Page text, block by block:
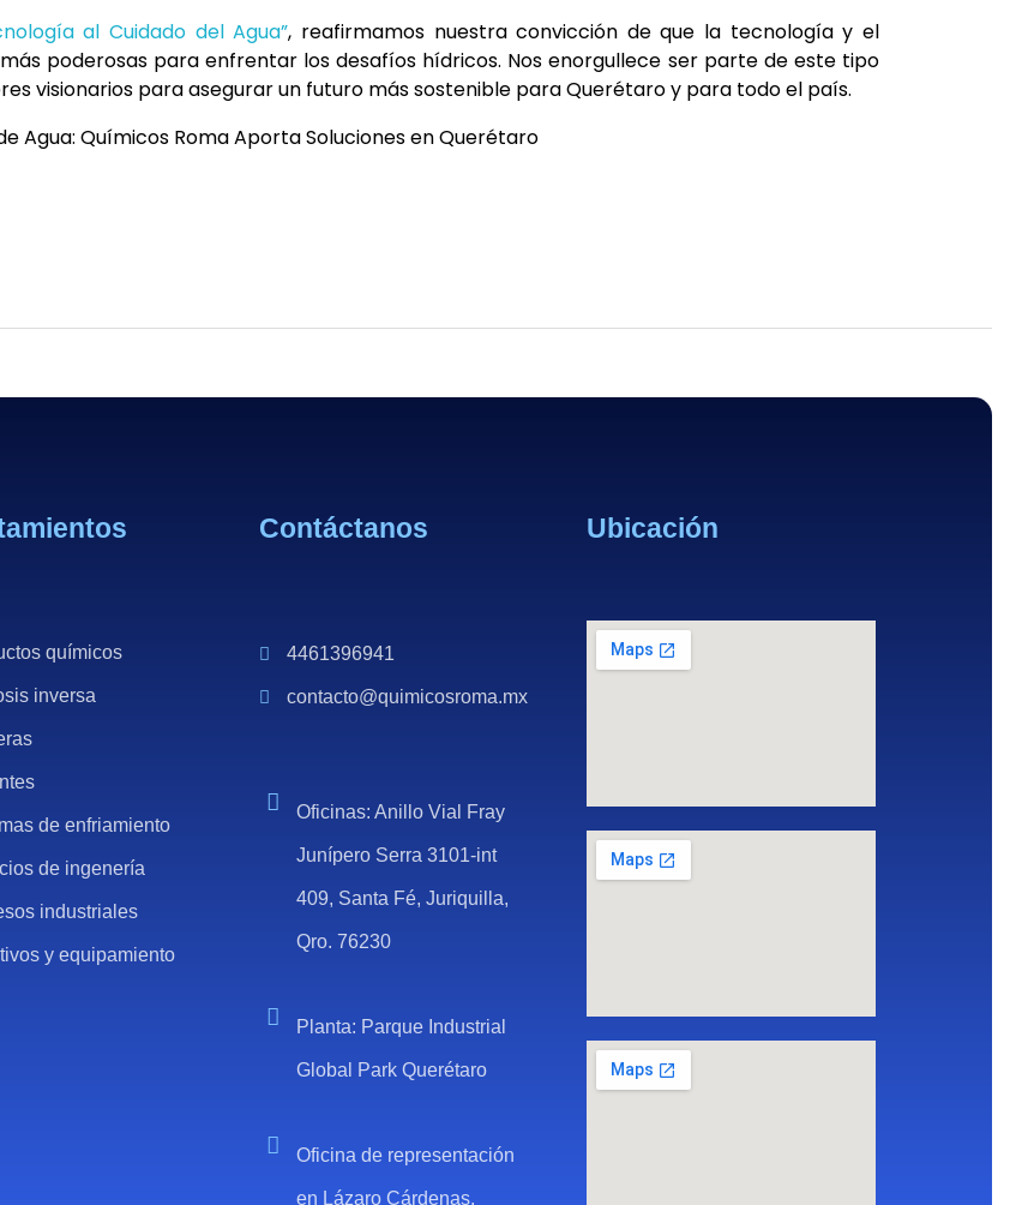
al Cuidado del Agua”, reafirmamos nuestra convicción de que la tecnología y el
poderosas para enfrentar los desafíos hídricos. Nos enorgullece ser parte de este tipo
visionarios para asegurar un futuro más sostenible para Querétaro y para todo el país.
químicos
inversa
de enfriamiento
de ingenería
industriales
y equipamiento
Contáctanos
4461396941
contacto@quimicosroma.mx
Oficinas: Anillo Vial Fray
Junípero Serra 3101-int
409, Santa Fé, Juriquilla,
Qro. 76230
Planta: Parque Industrial
Global Park Querétaro
Oficina de representación
en Lázaro Cárdenas,
Ubicación